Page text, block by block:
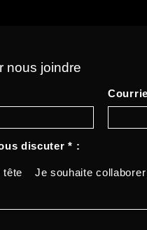
nous joindre
discuter * :
tête Je souhaite collaborer